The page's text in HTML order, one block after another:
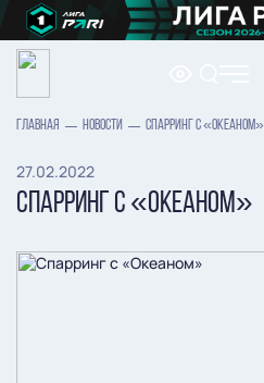
ГЛАВНАЯ НОВОСТИ СПАРРИНГ С «ОКЕАНОМ»
27.02.2022
СПАРРИНГ С «ОКЕАНОМ»